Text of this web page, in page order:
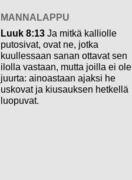
MANNALAPPU
Luuk 8:13 Ja mitkä kalliolle
putosivat, ovat ne, jotka
kuullessaan sanan ottavat sen
ilolla vastaan, mutta joilla ei ole
juurta: ainoastaan ajaksi he
uskovat ja kiusauksen hetkellä
luopuvat.